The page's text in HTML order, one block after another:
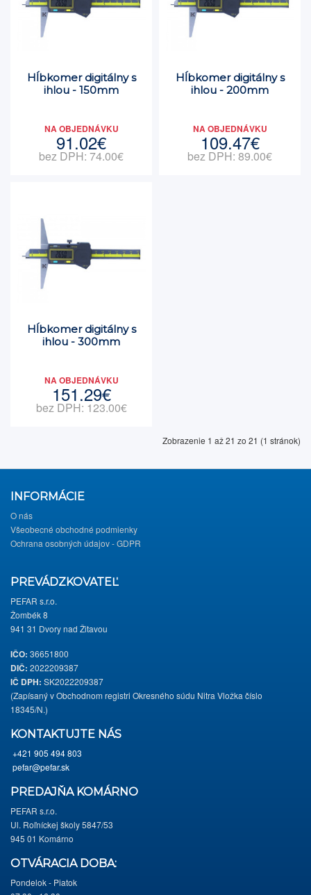
Hĺbkomer digitálny s
ihlou - 150mm
NA OBJEDNÁVKU
91.02€
bez DPH: 74.00€
Hĺbkomer digitálny s
ihlou - 200mm
NA OBJEDNÁVKU
109.47€
bez DPH: 89.00€
Hĺbkomer digitálny s
ihlou - 300mm
NA OBJEDNÁVKU
151.29€
bez DPH: 123.00€
Zobrazenie 1 až 21 zo 21 (1 stránok)
INFORMÁCIE
O nás
Všeobecné obchodné podmienky
Ochrana osobných údajov - GDPR
PREVÁDZKOVATEĽ
PEFAR s.r.o.
Žombék 8
941 31 Dvory nad Žitavou
IČO: 36651800
DIČ: 2022209387
IČ DPH: SK2022209387
(Zapísaný v Obchodnom registri Okresného súdu Nitra Vložka číslo
18345/N.)
KONTAKTUJTE NÁS
+421 905 494 803
pefar@pefar.sk
PREDAJŇA KOMÁRNO
PEFAR s.r.o.
Ul. Roľníckej školy 5847/53
945 01 Komárno
OTVÁRACIA DOBA:
Pondelok - Piatok